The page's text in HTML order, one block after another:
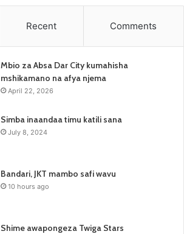
Recent Comments
Mbio za Absa Dar City kumahisha
mshikamano na afya njema
April 22, 2026
Simba inaandaa timu katili sana
July 8, 2024
Bandari, JKT mambo safi wavu
10 hours ago
Shime awapongeza Twiga Stars